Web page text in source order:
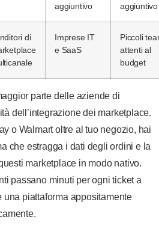
aggiuntivo
aggiuntivo
di
Imprese IT
e SaaS
Piccoli
attenti al
budget
parte delle aziende di
dell’integrazione dei marketplace.
o Walmart oltre al tuo negozio, hai
che estragga i dati degli ordini e la
marketplace in modo nativo.
passano minuti per ogni ticket a
una piattaforma appositamente